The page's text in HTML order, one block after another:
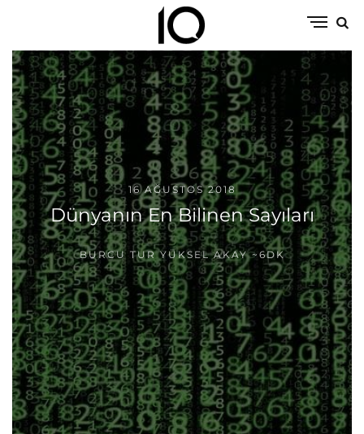
16 AĞUSTOS 2018
Dünyanın En Bilinen Sayıları
BURCU TUR YÜKSEL AKAY ~6DK